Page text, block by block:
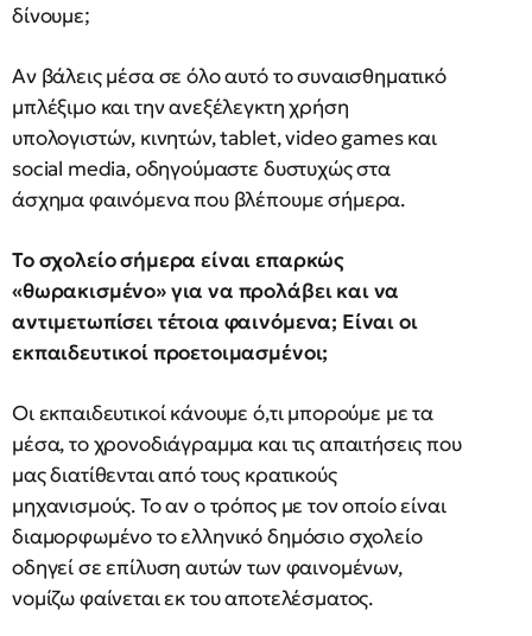
δίνουμε;
Αν βάλεις μέσα σε όλο αυτό το συναισθηματικό
μπλέξιμο και την ανεξέλεγκτη χρήση
υπολογιστών, κινητών, tablet, video games και
social media, οδηγούμαστε δυστυχώς στα
άσχημα φαινόμενα που βλέπουμε σήμερα.
Το σχολείο σήμερα είναι επαρκώς
«θωρακισμένο» για να προλάβει και να
αντιμετωπίσει τέτοια φαινόμενα; Είναι οι
εκπαιδευτικοί προετοιμασμένοι;
Οι εκπαιδευτικοί κάνουμε ό,τι μπορούμε με τα
μέσα, το χρονοδιάγραμμα και τις απαιτήσεις που
μας διατίθενται από τους κρατικούς
μηχανισμούς. Το αν ο τρόπος με τον οποίο είναι
διαμορφωμένο το ελληνικό δημόσιο σχολείο
οδηγεί σε επίλυση αυτών των φαινομένων,
νομίζω φαίνεται εκ του αποτελέσματος.